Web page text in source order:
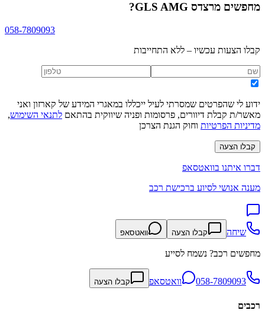
מחפשים מרצדס GLS AMG ?
058-7809093
קבלו הצעות עכשיו – ללא התחייבות
ידוע לי שהפרטים שמסרתי לעיל ייכללו במאגרי המידע של קארזון ואני
מאשר/ת קבלת דיוורים, פרסומות ופניה שיווקית בהתאם לתנאי השימוש,
מדיניות הפרטיות וחוק הגנת הצרכן
קבלו הצעה
דברו איתנו בוואטסאפ
מענה אנושי לסיוע ברכישת רכב
שיחה קבלו הצעה וואטסאפ
מחפשים רכב? נשמח לסייע
058-7809093 וואטסאפ קבלו הצעה
רכבים